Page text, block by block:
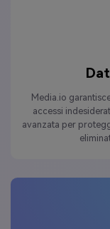
Media.io
accessi
avanzata per